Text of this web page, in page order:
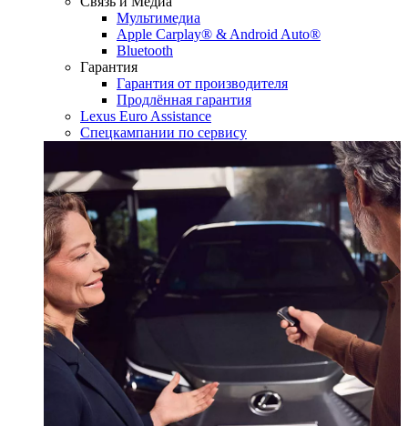
Мультимедиа
Apple Carplay® & Android Auto®
Bluetooth
Гарантия
Гарантия от производителя
Продлённая гарантия
Lexus Euro Assistance
Спецкампании по сервису